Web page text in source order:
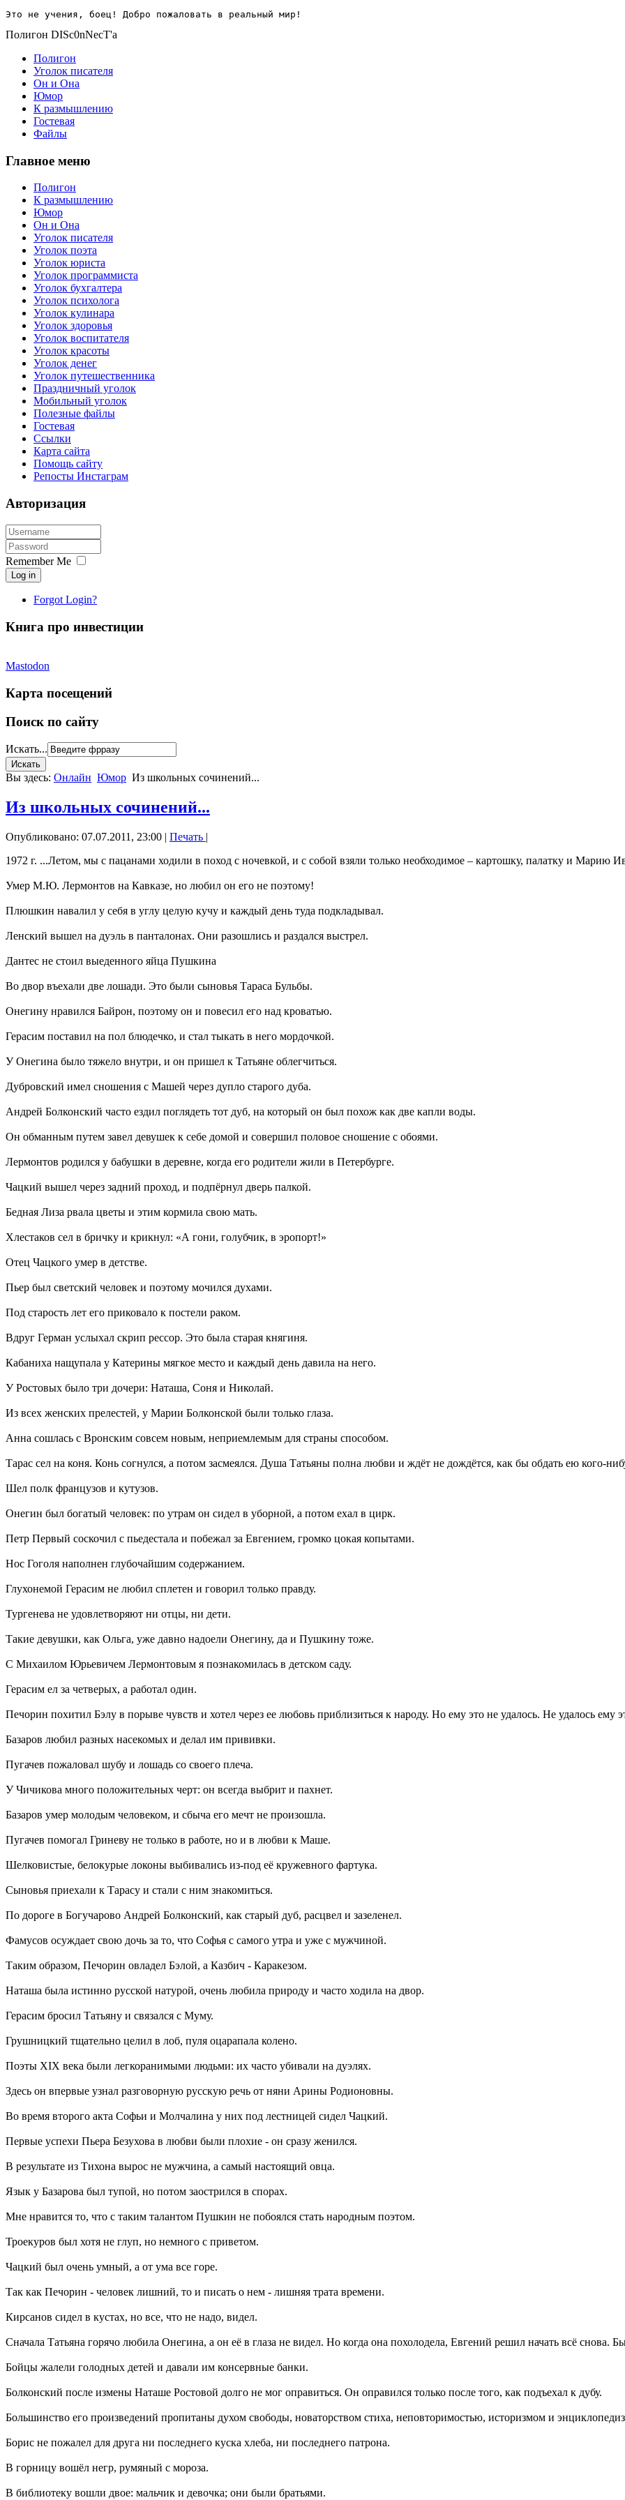
Это не учения, боец! Добро пожаловать в реальный мир!
Полигон DISc0nNecT'a
Полигон
Уголок писателя
Он и Она
Юмор
К размышлению
Гостевая
Файлы
Главное меню
Полигон
К размышлению
Юмор
Он и Она
Уголок писателя
Уголок поэта
Уголок юриста
Уголок программиста
Уголок бухгалтера
Уголок психолога
Уголок кулинара
Уголок здоровья
Уголок воспитателя
Уголок красоты
Уголок денег
Уголок путешественника
Праздничный уголок
Мобильный уголок
Полезные файлы
Гостевая
Ссылки
Карта сайта
Помощь сайту
Репосты Инстаграм
Авторизация
Remember Me
Log in
Forgot Login?
Книга про инвестиции
Mastodon
Карта посещений
Поиск по сайту
Искать...
Вы здесь: Онлайн Юмор Из школьных сочинений...
Из школьных сочинений...
Опубликовано: 07.07.2011, 23:00 | Печать |
1972 г. ...Летом, мы с пацанами ходили в поход с ночевкой, и с собой взяли только необходимое – картошку, палатку и Марию
Умер М.Ю. Лермонтов на Кавказе, но любил он его не поэтому!
Плюшкин навалил у себя в углу целую кучу и каждый день туда подкладывал.
Ленский вышел на дуэль в панталонах. Они разошлись и раздался выстрел.
Дантес не стоил выеденного яйца Пушкина
Во двор въехали две лошади. Это были сыновья Тараса Бульбы.
Онегину нравился Байрон, поэтому он и повесил его над кроватью.
Герасим поставил на пол блюдечко, и стал тыкать в него мордочкой.
У Онегина было тяжело внутри, и он пришел к Татьяне облегчиться.
Дубровский имел сношения с Машей через дупло старого дуба.
Андрей Болконский часто ездил поглядеть тот дуб, на который он был похож как две капли воды.
Он обманным путем завел девушек к себе домой и совершил половое сношение с обоями.
Лермонтов родился у бабушки в деревне, когда его родители жили в Петербурге.
Чацкий вышел через задний проход, и подпёрнул дверь палкой.
Бедная Лиза рвала цветы и этим кормила свою мать.
Хлестаков сел в бричку и крикнул: «А гони, голубчик, в эропорт!»
Отец Чацкого умер в детстве.
Пьер был светский человек и поэтому мочился духами.
Под старость лет его приковало к постели раком.
Вдруг Герман услыхал скрип рессор. Это была старая княгиня.
Кабаниха нащупала у Катерины мягкое место и каждый день давила на него.
У Ростовых было три дочери: Наташа, Соня и Николай.
Из всех женских прелестей, у Марии Болконской были только глаза.
Анна сошлась с Вронским совсем новым, неприемлемым для страны способом.
Тарас сел на коня. Конь согнулся, а потом засмеялся. Душа Татьяны полна любви и ждёт не дождётся, как бы обдать ею кого-
Шел полк французов и кутузов.
Онегин был богатый человек: по утрам он сидел в уборной, а потом ехал в цирк.
Петр Первый соскочил с пьедестала и побежал за Евгением, громко цокая копытами.
Нос Гоголя наполнен глубочайшим содержанием.
Глухонемой Герасим не любил сплетен и говорил только правду.
Тургенева не удовлетворяют ни отцы, ни дети.
Такие девушки, как Ольга, уже давно надоели Онегину, да и Пушкину тоже.
С Михаилом Юрьевичем Лермонтовым я познакомилась в детском саду.
Герасим ел за четверых, а работал один.
Печорин похитил Бэлу в порыве чувств и хотел через ее любовь приблизиться к народу. Но ему это не удалось. Не удалось
Базаров любил разных насекомых и делал им прививки.
Пугачев пожаловал шубу и лошадь со своего плеча.
У Чичикова много положительных черт: он всегда выбрит и пахнет.
Базаров умер молодым человеком, и сбыча его мечт не произошла.
Пугачев помогал Гриневу не только в работе, но и в любви к Маше.
Шелковистые, белокурые локоны выбивались из-под её кружевного фартука.
Сыновья приехали к Тарасу и стали с ним знакомиться.
По дороге в Богучарово Андрей Болконский, как старый дуб, расцвел и зазеленел.
Фамусов осуждает свою дочь за то, что Софья с самого утра и уже с мужчиной.
Таким образом, Печорин овладел Бэлой, а Казбич - Каракезом.
Наташа была истинно русской натурой, очень любила природу и часто ходила на двор.
Герасим бросил Татьяну и связался с Муму.
Грушницкий тщательно целил в лоб, пуля оцарапала колено.
Поэты XIX века были легкоранимыми людьми: их часто убивали на дуэлях.
Здесь он впервые узнал разговорную русскую речь от няни Арины Родионовны.
Во время второго акта Софьи и Молчалина у них под лестницей сидел Чацкий.
Первые успехи Пьера Безухова в любви были плохие - он сразу женился.
В результате из Тихона вырос не мужчина, а самый настоящий овца.
Язык у Базарова был тупой, но потом заострился в спорах.
Мне нравится то, что с таким талантом Пушкин не побоялся стать народным поэтом.
Троекуров был хотя не глуп, но немного с приветом.
Чацкий был очень умный, а от ума все горе.
Так как Печорин - человек лишний, то и писать о нем - лишняя трата времени.
Кирсанов сидел в кустах, но все, что не надо, видел.
Сначала Татьяна горячо любила Онегина, а он её в глаза не видел. Но когда она похолодела, Евгений решил начать всё снова.
Бойцы жалели голодных детей и давали им консервные банки.
Болконский после измены Наташе Ростовой долго не мог оправиться. Он оправился только после того, как подъехал к дубу.
Большинство его произведений пропитаны духом свободы, новаторством стиха, неповторимостью, историзмом и
Борис не пожалел для друга ни последнего куска хлеба, ни последнего патрона.
В горницу вошёл негр, румяный с мороза.
В библиотеку вошли двое: мальчик и девочка; они были братьями.